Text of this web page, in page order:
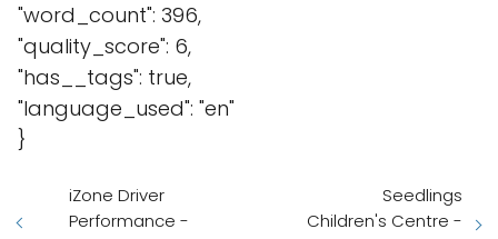
"word_count": 396,
"quality_score": 6,
"has__tags": true,
"language_used": "en"
}
iZone Driver
Performance -
Seedlings
Children's Centre -